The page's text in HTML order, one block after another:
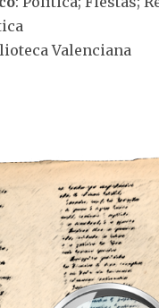
Valenciana